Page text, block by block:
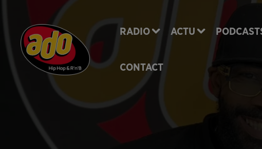
RADIO ACTU
CONTACT